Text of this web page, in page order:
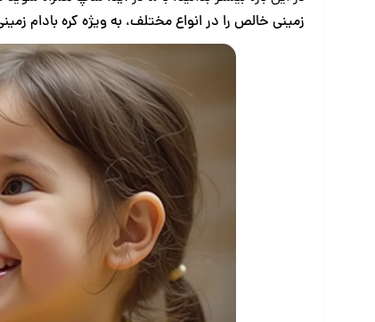
‌زمینی خالص را در انواع مختلف، به‌ ویژه کره بادام